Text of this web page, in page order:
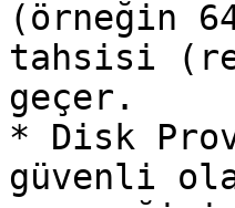
(örneğin
tahsisi
geçer.
* Disk
güvenli